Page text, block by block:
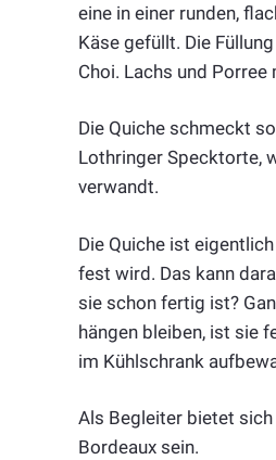
eine in einer runden,
Käse gefüllt. Die
Choi. Lachs und
Die Quiche schmeckt
Lothringer Specktorte,
verwandt.
Die Quiche ist
fest wird. Das kann
sie schon fertig ist?
hängen bleiben, ist sie
im Kühlschrank
Als Begleiter bietet
Bordeaux sein.